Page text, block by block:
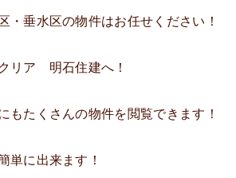
・垂水区の物件はお任せください！
リア 明石住建へ！
もたくさんの物件を閲覧できます！
単に出来ます！